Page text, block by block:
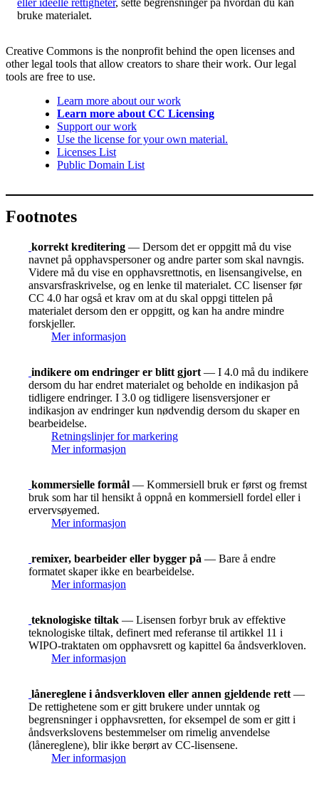
eller ideelle rettigheter, sette begrensninger på hvordan du kan
bruke materialet.
Creative Commons is the nonprofit behind the open licenses and
other legal tools that allow creators to share their work. Our legal
tools are free to use.
Learn more about our work
Learn more about CC Licensing
Support our work
Use the license for your own material.
Licenses List
Public Domain List
Footnotes
korrekt kreditering — Dersom det er oppgitt må du vise
navnet på opphavspersoner og andre parter som skal navngis.
Videre må du vise en opphavsrettnotis, en lisensangivelse, en
ansvarsfraskrivelse, og en lenke til materialet. CC lisenser før
CC 4.0 har også et krav om at du skal oppgi tittelen på
materialet dersom den er oppgitt, og kan ha andre mindre
forskjeller.
Mer informasjon
indikere om endringer er blitt gjort — I 4.0 må du indikere
dersom du har endret materialet og beholde en indikasjon på
tidligere endringer. I 3.0 og tidligere lisensversjoner er
indikasjon av endringer kun nødvendig dersom du skaper en
bearbeidelse.
Retningslinjer for markering
Mer informasjon
kommersielle formål — Kommersiell bruk er først og fremst
bruk som har til hensikt å oppnå en kommersiell fordel eller i
ervervsøyemed.
Mer informasjon
remixer, bearbeider eller bygger på — Bare å endre
formatet skaper ikke en bearbeidelse.
Mer informasjon
teknologiske tiltak — Lisensen forbyr bruk av effektive
teknologiske tiltak, definert med referanse til artikkel 11 i
WIPO-traktaten om opphavsrett og kapittel 6a åndsverkloven.
Mer informasjon
lånereglene i åndsverkloven eller annen gjeldende rett —
De rettighetene som er gitt brukere under unntak og
begrensninger i opphavsretten, for eksempel de som er gitt i
åndsverkslovens bestemmelser om rimelig anvendelse
(lånereglene), blir ikke berørt av CC-lisensene.
Mer informasjon